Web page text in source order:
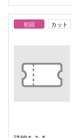
初回 カット